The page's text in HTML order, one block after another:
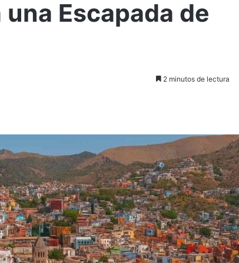
Escapada de
2 minutos de lectura